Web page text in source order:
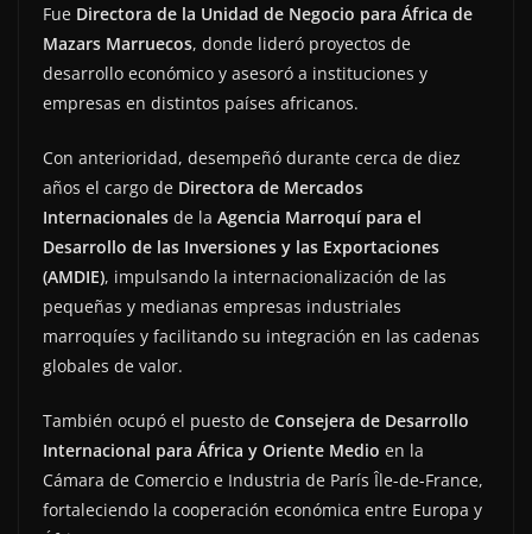
Fue Directora de la Unidad de Negocio para África de
Mazars Marruecos, donde lideró proyectos de
desarrollo económico y asesoró a instituciones y
empresas en distintos países africanos.
Con anterioridad, desempeñó durante cerca de diez
años el cargo de Directora de Mercados
Internacionales de la Agencia Marroquí para el
Desarrollo de las Inversiones y las Exportaciones
(AMDIE), impulsando la internacionalización de las
pequeñas y medianas empresas industriales
marroquíes y facilitando su integración en las cadenas
globales de valor.
También ocupó el puesto de Consejera de Desarrollo
Internacional para África y Oriente Medio en la
Cámara de Comercio e Industria de París Île-de-France,
fortaleciendo la cooperación económica entre Europa y